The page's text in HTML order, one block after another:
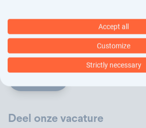
arbeidsbemiddeling, dit vindt
plaats. In onsprivacy statement
wij jouw gegevens verwerken.
Deel onze vacature
Accept all
Customize
Strictly necessary